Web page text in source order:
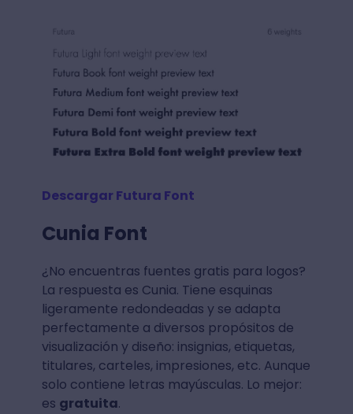
Descargar Futura Font
Cunia Font
¿No encuentras fuentes gratis para logos?
La respuesta es Cunia. Tiene esquinas
ligeramente redondeadas y se adapta
perfectamente a diversos propósitos de
visualización y diseño: insignias, etiquetas,
titulares, carteles, impresiones, etc. Aunque
solo contiene letras mayúsculas. Lo mejor:
es gratuita.